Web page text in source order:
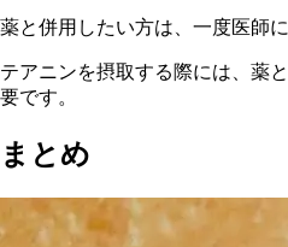
薬と併用したい方は、一度医師
テアニンを摂取する際には、薬
要です。
まとめ